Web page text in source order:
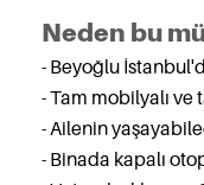
Neden bu
- Beyoğlu
- Tam mobilyalı ve
- Ailenin
- Binada kapalı